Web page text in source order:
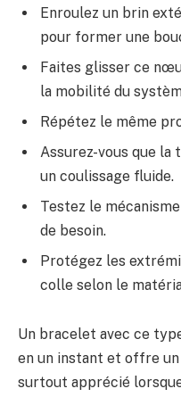
Enroulez un brin
pour former une
Faites glisser ce
la mobilité du
Répétez le même
Assurez-vous que la
un coulissage fluide.
Testez le
de besoin.
Protégez les
colle selon le
Un bracelet avec ce
en un instant et offre
surtout apprécié